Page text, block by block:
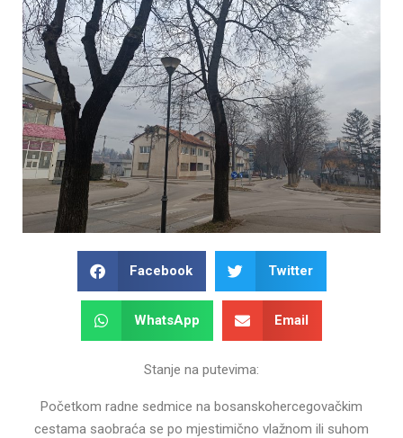
Facebook Twitter
WhatsApp Email
Stanje na putevima:
Početkom radne sedmice na bosanskohercegovačkim
cestama saobraća se po mjestimično vlažnom ili suhom